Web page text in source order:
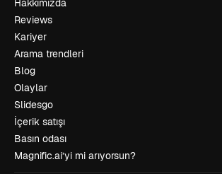
Hakkımızda
Reviews
Kariyer
Arama trendleri
Blog
Olaylar
Slidesgo
İçerik satışı
Basın odası
Magnific.ai’yi mi arıyorsun?